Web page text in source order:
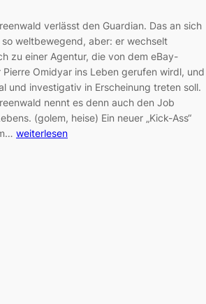
verlässt den Guardian. Das an sich
weltbewegend, aber: er wechselt
zu einer Agentur, die von dem eBay-
Pierre Omidyar ins Leben gerufen wirdl, und
und investigativ in Erscheinung treten soll.
nennt es denn auch den Job
(golem, heise) Ein neuer „Kick-Ass“
weiterlesen